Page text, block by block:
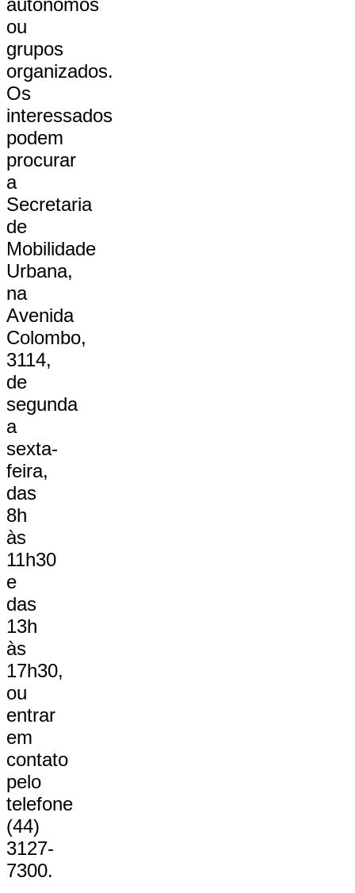
ou
grupos
organizados.
Os
interessados
podem
procurar
a
Secretaria
de
Mobilidade
Urbana,
na
Avenida
Colombo,
3114,
de
segunda
a
sexta-
feira,
das
8h
às
11h30
e
das
13h
às
17h30,
ou
entrar
em
contato
pelo
telefone
(44)
3127-
7300.